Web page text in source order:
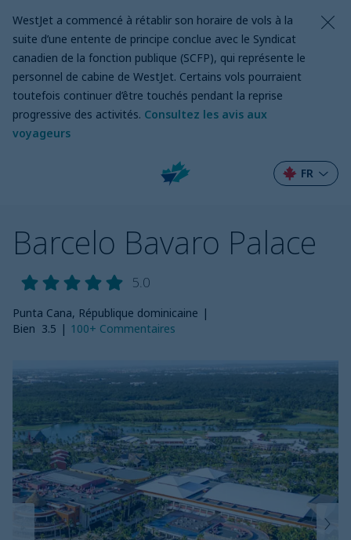
WestJet a commencé à rétablir son horaire de vols à la
suite d’une entente de principe conclue avec le Syndicat
canadien de la fonction publique (SCFP), qui représente le
personnel de cabine de WestJet. Certains vols pourraient
toutefois continuer d’être touchés pendant la reprise
progressive des activités. Consultez les avis aux
voyageurs
FR
Barcelo Bavaro Palace
5.0
Punta Cana, République dominicaine |
Bien 3.5 | 100+ Commentaires